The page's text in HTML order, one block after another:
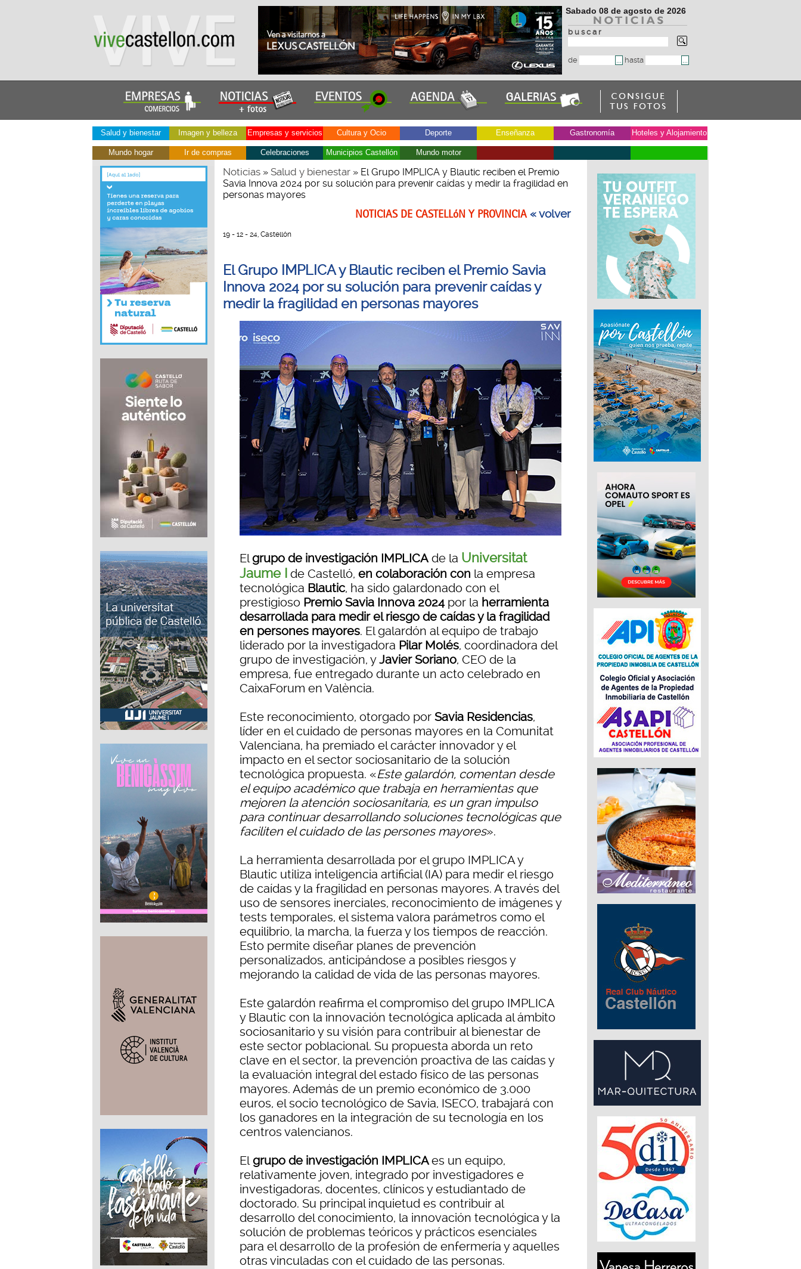
Sabado 08 de agosto de 2026
b u s c a r
de hasta
Salud y bienestar Imagen y belleza Empresas y servicios Cultura y Ocio Deporte Enseñanza Gastronomía Hoteles y Alojamiento
Mundo hogar Ir de compras Celebraciones Municipios Castellón Mundo motor
Noticias» Salud y bienestar» El Grupo IMPLICA y Blautic reciben el Premio
Savia Innova 2024 por su solución para prevenir caídas y medir la fragilidad en
personas mayores
NOTICIAS DE CASTELLóN Y PROVINCIA« volver
19 - 12 - 24, Castellón
El Grupo IMPLICA y Blautic reciben el Premio Savia
Innova 2024 por su solución para prevenir caídas y
medir la fragilidad en personas mayores
Elgrupo de investigación IMPLICAde la Universitat
Jaume I
de Castelló, en colaboración con la empresa
tecnológica Blautic, ha sido galardonado con el
prestigioso Premio Savia Innova 2024 por la herramienta
desarrollada para medir el riesgo de caídas y la fragilidad
en persones mayores. El galardón al equipo de trabajo
liderado por la investigadora Pilar Molés, coordinadora del
grupo de investigación, yJavier Soriano, CEO de la
empresa, fue entregado durante un acto celebrado en
CaixaForum en València.
Este reconocimiento, otorgado por Savia Residencias,
líder en el cuidado de personas mayores en la Comunitat
Valenciana, ha premiado el carácter innovador y el
impacto en el sector sociosanitario de la solución
tecnológica propuesta. «Este galardón, comentan desde
el equipo académico que trabaja en herramientas que
mejoren la atención sociosanitaria, es un gran impulso
para continuar desarrollando soluciones tecnológicas que
faciliten el cuidado de las persones mayores».
La herramienta desarrollada por el grupo IMPLICA y
Blautic utiliza inteligencia artificial (IA) para medir el riesgo
de caídas y la fragilidad en personas mayores. A través del
uso de sensores inerciales, reconocimiento de imágenes y
tests temporales, el sistema valora parámetros como el
equilibrio, la marcha, la fuerza y los tiempos de reacción.
Esto permite diseñar planes de prevención
personalizados, anticipándose a posibles riesgos y
mejorando la calidad de vida de las personas mayores.
Este galardón reafirma el compromiso del grupo IMPLICA
y Blautic con la innovación tecnológica aplicada al ámbito
sociosanitario y su visión para contribuir al bienestar de
este sector poblacional. Su propuesta aborda un reto
clave en el sector, la prevención proactiva de las caídas y
la evaluación integral del estado físico de las personas
mayores. Además de un premio económico de 3.000
euros, el socio tecnológico de Savia, ISECO, trabajará con
los ganadores en la integración de su tecnología en los
centros valencianos.
Elgrupo de investigación IMPLICAes un equipo,
relativamente joven, integrado por investigadores e
investigadoras, docentes, clínicos y estudiantado de
doctorado. Su principal inquietud es contribuir al
desarrollo del conocimiento, la innovación tecnológica y la
solución de problemas teóricos y prácticos esenciales
para el desarrollo de la profesión de enfermería y aquelles
otras vinculadas con el cuidado de las personas.